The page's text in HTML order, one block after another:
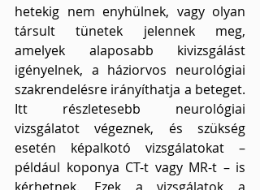
hetekig nem enyhülnek, vagy olyan
társult tünetek jelennek meg,
amelyek alaposabb kivizsgálást
igényelnek, a háziorvos neurológiai
szakrendelésre irányíthatja a beteget.
Itt részletesebb neurológiai
vizsgálatot végeznek, és szükség
esetén képalkotó vizsgálatokat –
például koponya CT-t vagy MR-t – is